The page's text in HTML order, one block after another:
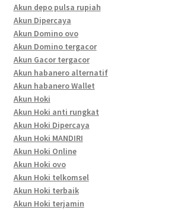
Akun depo pulsa rupiah
Akun Dipercaya
Akun Domino ovo
Akun Domino tergacor
Akun Gacor tergacor
Akun habanero alternatif
Akun habanero Wallet
Akun Hoki
Akun Hoki anti rungkat
Akun Hoki Dipercaya
Akun Hoki MANDIRI
Akun Hoki Online
Akun Hoki ovo
Akun Hoki telkomsel
Akun Hoki terbaik
Akun Hoki terjamin